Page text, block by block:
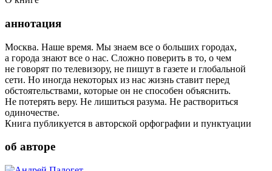
аннотация
Москва. Наше время. Мы знаем все о больших городах,
а города знают все о нас. Сложно поверить в то, о чем
не говорят по телевизору, не пишут в газете и глобальной
сети. Но иногда некоторых из нас жизнь ставит перед
обстоятельствами, которые он не способен объяснить.
Не потерять веру. Не лишиться разума. Не раствориться
одиночестве.
Книга публикуется в авторской орфографии и пунктуации
об авторе